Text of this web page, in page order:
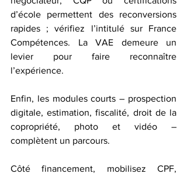
d’école permettent des reconversions
rapides ; vérifiez l’intitulé sur France
Compétences. La VAE demeure un
levier pour faire reconnaître
l’expérience.
Enfin, les modules courts – prospection
digitale, estimation, fiscalité, droit de la
copropriété, photo et vidéo –
complètent un parcours.
Côté financement, mobilisez CPF,